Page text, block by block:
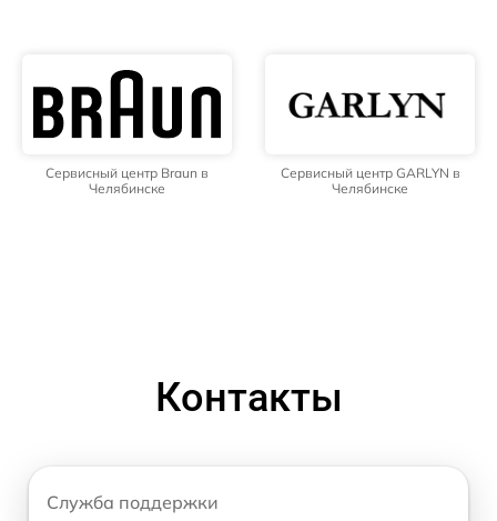
Сервисный центр Braun в
Челябинске
Сервисный центр GARLYN в
Челябинске
Контакты
Служба поддержки